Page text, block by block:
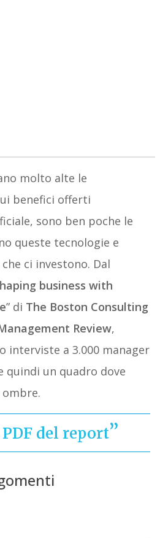
molto alte le
benefici offerti
sono ben poche le
queste tecnologie e
ci investono. Dal
business with
” di The Boston Consulting
Review,
interviste a 3.000 manager
quindi un quadro dove
del report